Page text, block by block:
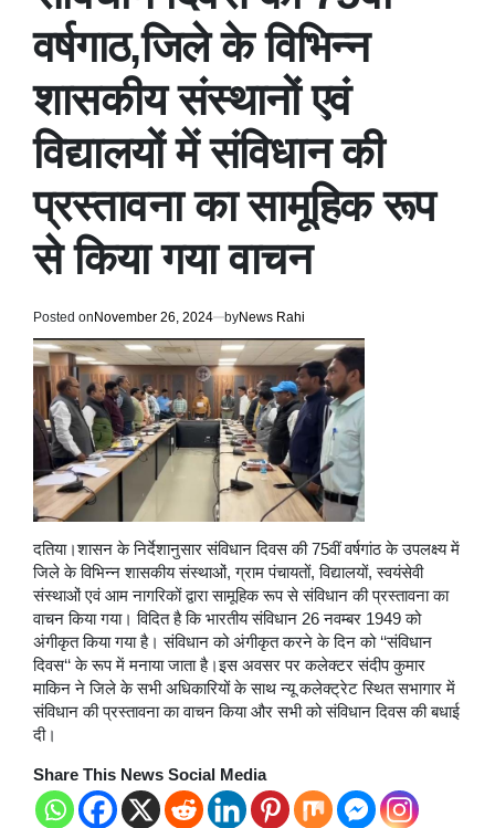
वर्षगाठ,जिले के विभिन्न
शासकीय संस्थानों एवं
विद्यालयों में संविधान की
प्रस्तावना का सामूहिक रूप
से किया गया वाचन
Posted on November 26, 2024 byNews Rahi
दतिया।शासन के निर्देशानुसार संविधान दिवस की 75वीं वर्षगांठ के उपलक्ष्य में
जिले के विभिन्न शासकीय संस्थाओं, ग्राम पंचायतों, विद्यालयों, स्वयंसेवी
संस्थाओं एवं आम नागरिकों द्वारा सामूहिक रूप से संविधान की प्रस्तावना का
वाचन किया गया। विदित है कि भारतीय संविधान 26 नवम्बर 1949 को
अंगीकृत किया गया है। संविधान को अंगीकृत करने के दिन को ‘‘संविधान
दिवस‘‘ के रूप में मनाया जाता है।इस अवसर पर कलेक्टर संदीप कुमार
माकिन ने जिले के सभी अधिकारियों के साथ न्यू कलेक्ट्रेट स्थित सभागार में
संविधान की प्रस्तावना का वाचन किया और सभी को संविधान दिवस की बधाई
दी।
Share This News Social Media